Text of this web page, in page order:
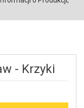
- Krzyki